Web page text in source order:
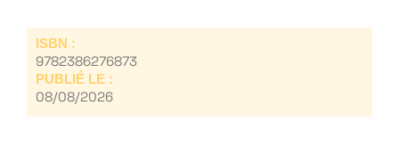
ISBN :
9782386276873
PUBLIÉ LE :
08/08/2026